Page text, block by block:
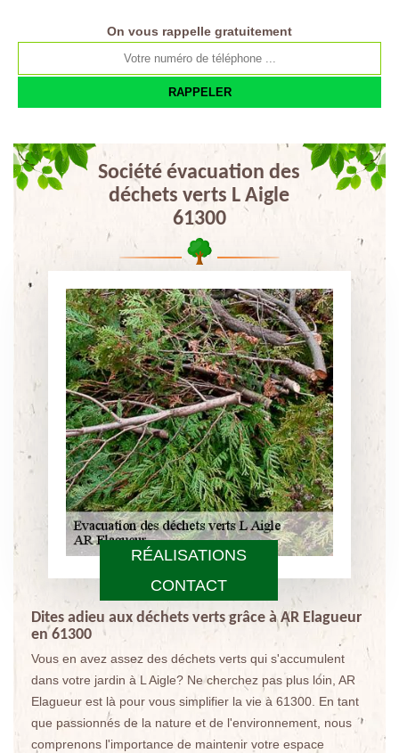
RÉALISATIONS
CONTACT
On vous rappelle gratuitement
Société évacuation des
déchets verts L Aigle
61300
Dites adieu aux déchets verts grâce à AR Elagueur
en 61300
Vous en avez assez des déchets verts qui s'accumulent
dans votre jardin à L Aigle? Ne cherchez pas plus loin, AR
Elagueur est là pour vous simplifier la vie à 61300. En tant
que passionnés de la nature et de l'environnement, nous
comprenons l'importance de maintenir votre espace